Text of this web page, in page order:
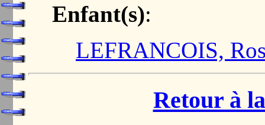
Enfant(s):
LEFRANCOIS,
Retour à